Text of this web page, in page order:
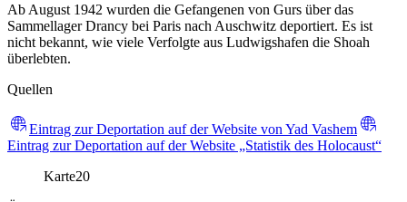
Ab August 1942 wurden die Gefangenen von Gurs über das
Sammellager Drancy bei Paris nach Auschwitz deportiert. Es ist
nicht bekannt, wie viele Verfolgte aus Ludwigshafen die Shoah
überlebten.
Quellen
Eintrag zur Deportation auf der Website von Yad Vashem
Eintrag zur Deportation auf der Website „Statistik des Holocaust“
Karte20